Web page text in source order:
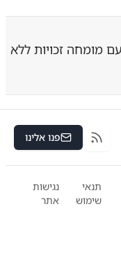
מומחה זכויות ללא
RSS פנו אלינו
תנאי
שימוש
נגישות
אתר